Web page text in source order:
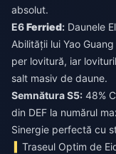
absolut.
E6Ferried: Daunele
Abilității lui Yao
per lovitură, iar
salt masiv de daune.
Semnătura S5: 48%
din DEF la numărul
Sinergie perfectă cu
Traseul Optim de